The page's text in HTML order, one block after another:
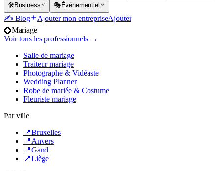
🛠️Business 🎭 Événementiel
✍️ Blog Ajouter mon entrepriseAjouter
💍Mariage
Voir tous les professionnels →
Salle de mariage
Traiteur mariage
Photographe & Vidéaste
Wedding Planner
Robe de mariée & Costume
Fleuriste mariage
Par ville
📍Bruxelles
📍Anvers
📍Gand
📍Liège